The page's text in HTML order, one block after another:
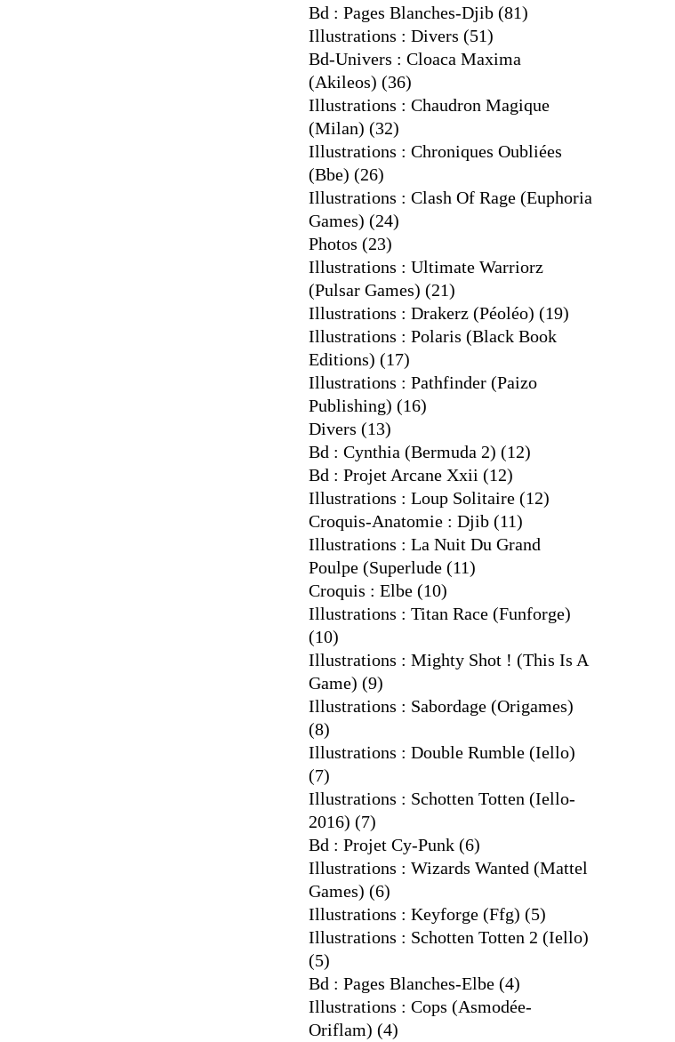
Bd : Pages Blanches-Djib (81)
Illustrations : Divers (51)
Bd-Univers : Cloaca Maxima
(akileos) (36)
Illustrations : Chaudron Magique
(milan) (32)
Illustrations : Chroniques Oubliées
(bbe) (26)
Illustrations : Clash Of Rage (euphoria
Games) (24)
Photos (23)
Illustrations : Ultimate Warriorz
(pulsar Games) (21)
Illustrations : Drakerz (péoléo) (19)
Illustrations : Polaris (black Book
Editions) (17)
Illustrations : Pathfinder (paizo
Publishing) (16)
Divers (13)
Bd : Cynthia (bermuda 2) (12)
Bd : Projet Arcane Xxii (12)
Illustrations : Loup Solitaire (12)
Croquis-Anatomie : Djib (11)
Illustrations : La Nuit Du Grand
Poulpe (superlude (11)
Croquis : Elbe (10)
Illustrations : Titan Race (funforge)
(10)
Illustrations : Mighty Shot ! (this Is A
Game) (9)
Illustrations : Sabordage (origames)
(8)
Illustrations : Double Rumble (iello)
(7)
Illustrations : Schotten Totten (iello-
2016) (7)
Bd : Projet Cy-Punk (6)
Illustrations : Wizards Wanted (mattel
Games) (6)
Illustrations : Keyforge (ffg) (5)
Illustrations : Schotten Totten 2 (iello)
(5)
Bd : Pages Blanches-Elbe (4)
Illustrations : Cops (asmodée-
Oriflam) (4)